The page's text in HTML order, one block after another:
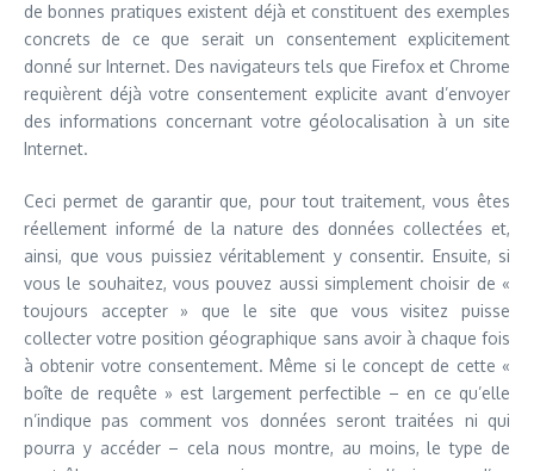
de bonnes pratiques existent déjà et constituent des exemples
concrets de ce que serait un consentement explicitement
donné sur Internet. Des navigateurs tels que Firefox et Chrome
requièrent déjà votre consentement explicite avant d’envoyer
des informations concernant votre géolocalisation à un site
Internet.
Ceci permet de garantir que, pour tout traitement, vous êtes
réellement informé de la nature des données collectées et,
ainsi, que vous puissiez véritablement y consentir. Ensuite, si
vous le souhaitez, vous pouvez aussi simplement choisir de «
toujours accepter » que le site que vous visitez puisse
collecter votre position géographique sans avoir à chaque fois
à obtenir votre consentement. Même si le concept de cette «
boîte de requête » est largement perfectible – en ce qu’elle
n’indique pas comment vos données seront traitées ni qui
pourra y accéder – cela nous montre, au moins, le type de